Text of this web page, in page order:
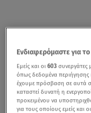
Ενδιαφερόμαστε για
Εμείς και οι603
όπως δεδομένα περιήγησης
έχουμε πρόσβαση σε αυτά
καταστεί δυνατή η
προκειμένου να
για τους οποίους εμείς και